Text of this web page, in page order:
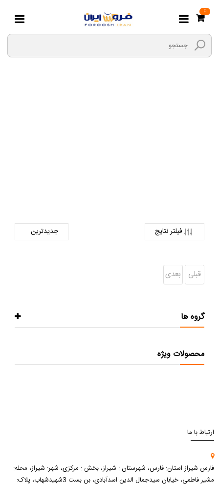
0
فیلتر نتایج
قبلی بعدی
گروه ها
محصولات ویژه
ارتباط با ما
فارس شیراز استان: فارس، شهرستان : شیراز، بخش : مرکزی، شهر: شیراز، محله:
مشیر فاطمی، خیابان سیدجمال الدین اسدآبادی، بن بست 3شهیدشهاب، پلاک: